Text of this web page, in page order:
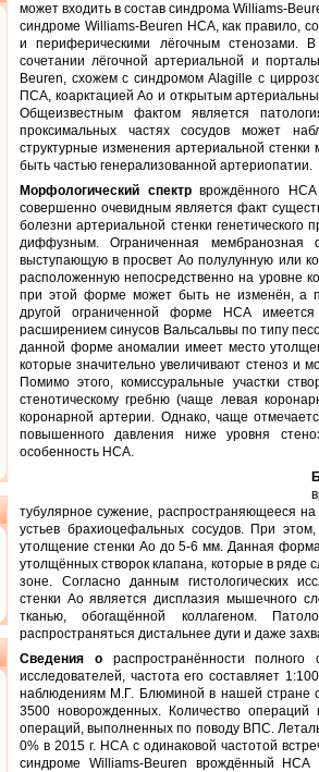
может входить в состав синдрома Williams-
синдроме Williams-Beuren НСА, как правило,
и периферическими лёгочным стенозами.
сочетании лёгочной артериальной и
Beuren, схожем с синдромом Alagille с
ПСА, коарктацией Ао и открытым
Общеизвестным фактом является
проксимальных частях сосудов может
структурные изменения артериальной
быть частью генерализованной артериопатии.
Морфологический спектрврождённого НСА
совершенно очевидным является факт
болезни артериальной стенки
диффузным. Ограниченная
выступающую в просвет Ао полулунную или
расположенную непосредственно на уровне
при этой форме может быть не изменён, а
другой ограниченной форме НСА
расширением синусов Вальсальвы по типу
данной форме аномалии имеет место
которые значительно увеличивают стеноз и
Помимо этого, комиссуральные участки
стенотическому гребню (чаще левая
коронарной артерии. Однако, чаще
повышенного давления ниже уровня
особенность НСА.
тубулярное сужение, распространяющееся
устьев брахиоцефальных сосудов. При
утолщение стенки Ао до 5-6 мм. Данная
утолщённых створок клапана, которые в ряде
зоне. Согласно данным гистологических
стенки Ао является дисплазия мышечного
тканью, обогащённой коллагеном.
распространяться дистальнее дуги и даже
Сведения ораспространённости
исследователей, частота его составляет
наблюдениям М.Г. Блюминой в нашей стране
3500 новорожденных. Количество
операций, выполненных по поводу ВПС.
0% в 2015 г. НСА с одинаковой частотой
синдроме Williams-Beuren врождённый НСА